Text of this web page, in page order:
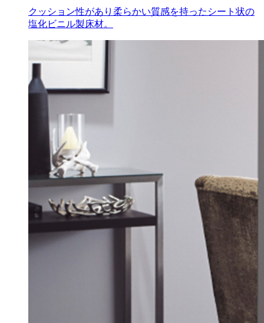
クッション性があり柔らかい質感を持ったシート状の
塩化ビニル製床材。